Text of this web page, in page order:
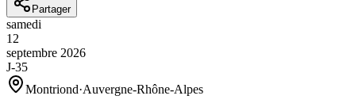
Partager
samedi
12
septembre 2026
J-35
Montriond·Auvergne-Rhône-Alpes